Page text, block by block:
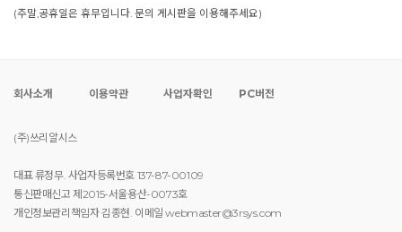
(주말,공휴일은 휴무입니다. 문의 게시판을 이용해주세요)
회사소개 이용약관 사업자확인 PC버전
(주)쓰리알시스
대표 류정무. 사업자등록번호 137-87-00109
통신판매신고 제2015-서울용산-0073호
개인정보관리책임자 김종현. 이메일 webmaster@3rsys.com